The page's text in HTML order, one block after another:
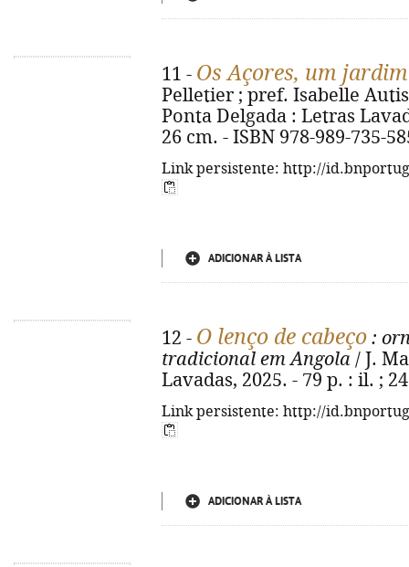
11 - Os Açores, um
Pelletier ; pref. Isabelle
Ponta Delgada : Letras
26 cm. - ISBN 978-989-735-
Link persistente: http://
ADICIONAR À LISTA
12 - O lenço de cabeço :
tradicional em Angola / J.
Lavadas, 2025. - 79 p. : il. ;
Link persistente: http://
ADICIONAR À LISTA